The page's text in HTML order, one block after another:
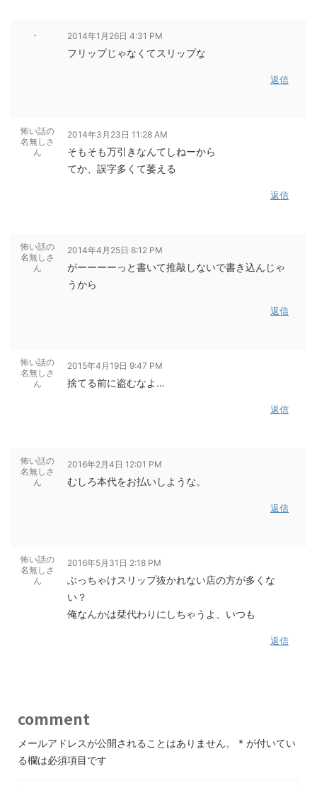
。 2014年1月26日 4:31 PM
フリップじゃなくてスリップな
返信
怖い話の
名無しさ
ん
2014年3月23日 11:28 AM
そもそも万引きなんてしねーから
てか、誤字多くて萎える
返信
怖い話の
名無しさ
ん
2014年4月25日 8:12 PM
がーーーーっと書いて推敲しないで書き込んじゃ
うから
返信
怖い話の
名無しさ
ん
2015年4月19日 9:47 PM
捨てる前に盗むなよ…
返信
怖い話の
名無しさ
ん
2016年2月4日 12:01 PM
むしろ本代をお払いしような。
返信
怖い話の
名無しさ
ん
2016年5月31日 2:18 PM
ぶっちゃけスリップ抜かれない店の方が多くな
い？
俺なんかは栞代わりにしちゃうよ、いつも
返信
comment
メールアドレスが公開されることはありません。 * が付いてい
る欄は必須項目です